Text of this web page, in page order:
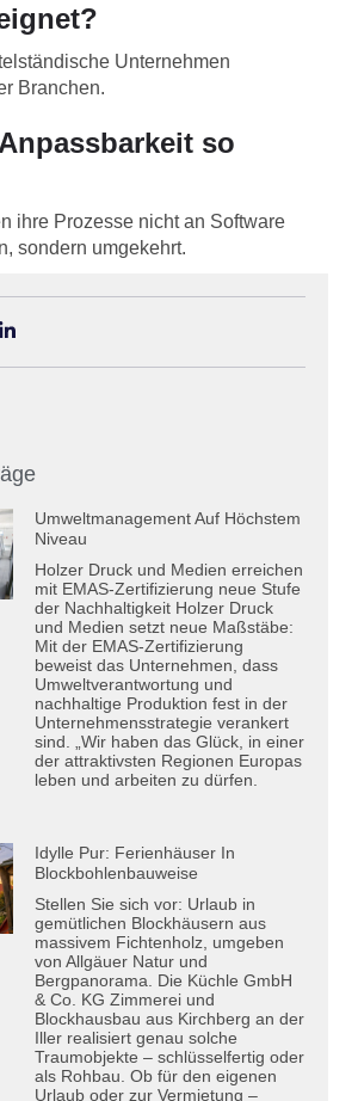
Unternehmen
Branchen.
so
ihre Prozesse nicht an Software
sondern umgekehrt.
Umweltmanagement Auf Höchstem
Niveau
Holzer Druck und Medien erreichen
mit EMAS-Zertifizierung neue Stufe
der Nachhaltigkeit Holzer Druck
und Medien setzt neue Maßstäbe:
Mit der EMAS-Zertifizierung
beweist das Unternehmen, dass
Umweltverantwortung und
nachhaltige Produktion fest in der
Unternehmensstrategie verankert
sind. „Wir haben das Glück, in einer
der attraktivsten Regionen Europas
leben und arbeiten zu dürfen.
Idylle Pur: Ferienhäuser In
Blockbohlenbauweise
Stellen Sie sich vor: Urlaub in
gemütlichen Blockhäusern aus
massivem Fichtenholz, umgeben
von Allgäuer Natur und
Bergpanorama. Die Küchle GmbH
& Co. KG Zimmerei und
Blockhausbau aus Kirchberg an der
Iller realisiert genau solche
Traumobjekte – schlüsselfertig oder
als Rohbau. Ob für den eigenen
Urlaub oder zur Vermietung –